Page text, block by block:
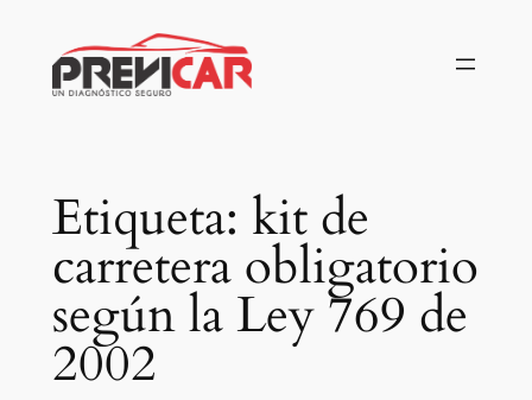
contenido
Etiqueta: kit de
carretera obligatorio
según la Ley 769 de
2002